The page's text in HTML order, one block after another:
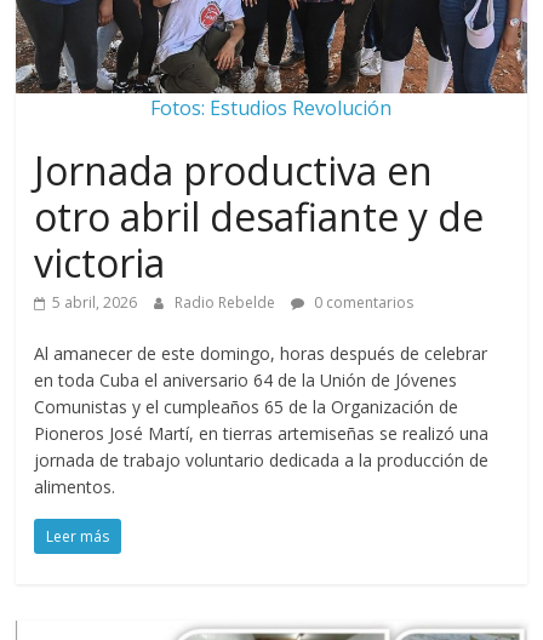
Fotos: Estudios Revolución
Jornada productiva en
otro abril desafiante y de
victoria
5 abril, 2026 Radio Rebelde 0 comentarios
Al amanecer de este domingo, horas después de celebrar
en toda Cuba el aniversario 64 de la Unión de Jóvenes
Comunistas y el cumpleaños 65 de la Organización de
Pioneros José Martí, en tierras artemiseñas se realizó una
jornada de trabajo voluntario dedicada a la producción de
alimentos.
Leer más